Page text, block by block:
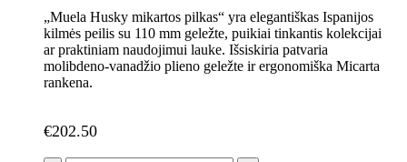
„Muela Husky mikartos pilkas“ yra elegantiškas Ispanijos
kilmės peilis su 110 mm geležte, puikiai tinkantis kolekcijai
ar praktiniam naudojimui lauke. Išsiskiria patvaria
molibdeno-vanadžio plieno geležte ir ergonomiška Micarta
rankena.
€202.50